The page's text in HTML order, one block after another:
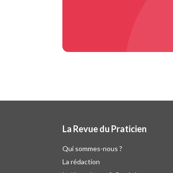
La Revue du Praticien
Qui sommes-nous ?
La rédaction